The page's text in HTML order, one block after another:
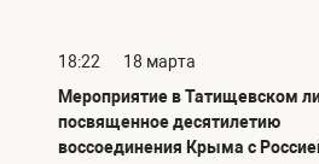
18:22
18 марта
Мероприятие в Татищевском
посвященное десятилетию
воссоединения Крыма с